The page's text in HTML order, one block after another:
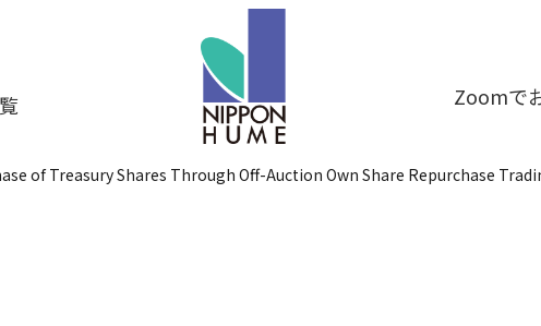
Zoomで
of Treasury Shares Through Off-Auction Own Share Repurchase